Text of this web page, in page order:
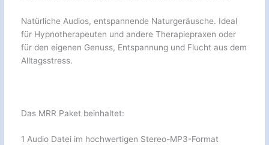
Natürliche Audios, entspannende Naturgeräusche. Ideal
für Hypnotherapeuten und andere Therapiepraxen oder
für den eigenen Genuss, Entspannung und Flucht aus dem
Alltagsstress.
Das MRR Paket beinhaltet:
1 Audio Datei im hochwertigen Stereo-MP3-Format